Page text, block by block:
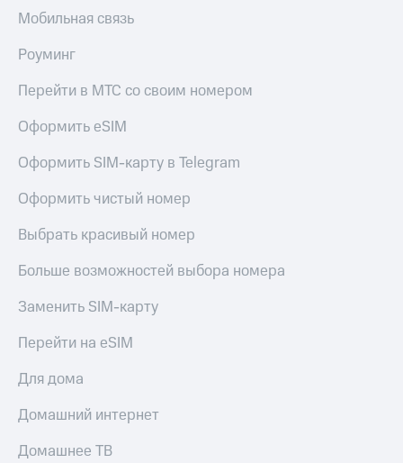
Мобильная связь
Роуминг
Перейти в МТС со своим номером
Оформить eSIM
Оформить SIM-карту в Telegram
Оформить чистый номер
Выбрать красивый номер
Больше возможностей выбора номера
Заменить SIM-карту
Перейти на eSIM
Для дома
Домашний интернет
Домашнее ТВ